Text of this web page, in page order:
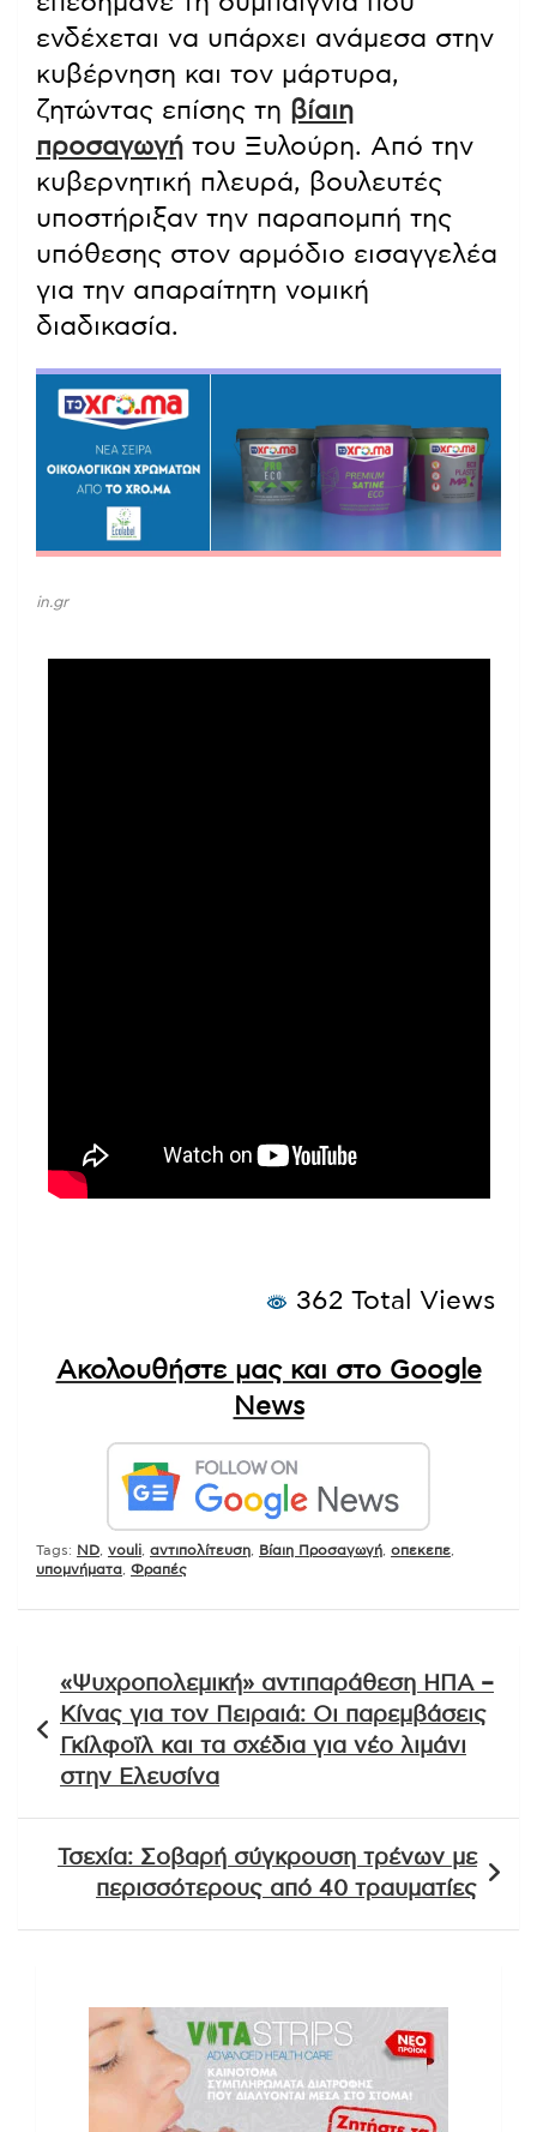
ενδέχεται να υπάρχει ανάμεσα στην
κυβέρνηση και τον μάρτυρα,
ζητώντας επίσης τη βίαιη
προσαγωγή του Ξυλούρη. Από την
κυβερνητική πλευρά, βουλευτές
υποστήριξαν την παραπομπή της
υπόθεσης στον αρμόδιο εισαγγελέα
για την απαραίτητη νομική
διαδικασία.
in.gr
362 Total Views
Ακολουθήστε μας και στο Google
News
Tags: ND vouli αντιπολίτευση Βίαιη Προσαγωγή οπεκεπε
υπομνήματα Φραπές
άρθρων
«Ψυχροπολεμική» αντιπαράθεση ΗΠΑ –
Κίνας για τον Πειραιά: Οι παρεμβάσεις
Γκίλφοϊλ και τα σχέδια για νέο λιμάνι
στην Ελευσίνα
Τσεχία: Σοβαρή σύγκρουση τρένων με
περισσότερους από 40 τραυματίες